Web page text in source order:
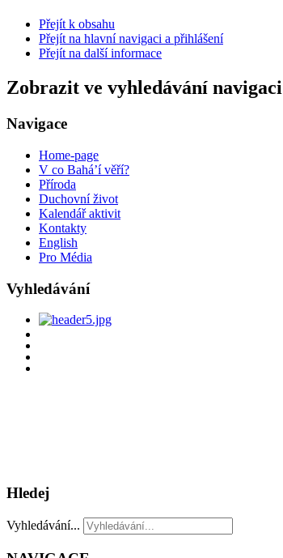
Přejít k obsahu
Přejít na hlavní navigaci a přihlášení
Přejít na další informace
Zobrazit ve vyhledávání navigaci
Navigace
Home-page
V co Bahá’í věří?
Příroda
Duchovní život
Kalendář aktivit
Kontakty
English
Pro Média
Vyhledávání
Hledej
Vyhledávání...